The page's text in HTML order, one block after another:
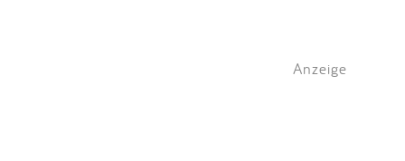
Anzeige